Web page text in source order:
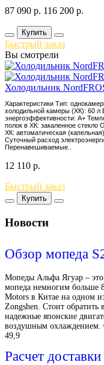
87 090 р. 116 200 р.
Купить
Быстрый заказ
Вы смотрели
Холодильник
Характеристики Тип:
холодильной камеры (ХК): 60 л
энергоэффективности: A+
полок в ХК: закаленное стекло
ХК: автоматическая
Суточный расход
Перенавешиваемые..
12 110 р.
Быстрый заказ
Купить
Новости
Обзор мопеда
Мопеды Альфа Ягуар – это
мопеда немногим больше
Motors в Китае на одном
Zongshen. Стоит
надежные японские
воздушным охлаждением.
49,9
Расчет